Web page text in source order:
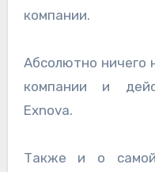
компании.
Абсолютно ничего
компании и
Exnova.
Также и о